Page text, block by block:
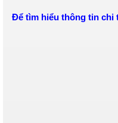
Để tìm hiểu thông tin chi